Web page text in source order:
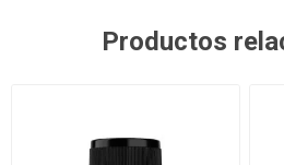
Productos